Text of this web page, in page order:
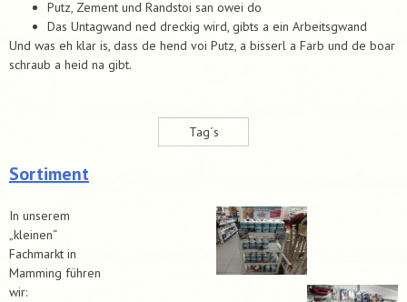
Putz, Zement und Randstoi san owei do
Das Untagwand ned dreckig wird, gibts a ein Arbeitsgwand
Und was eh klar is, dass de hend voi Putz, a bisserl a Farb und de boar
schraub a heid na gibt.
Tag´s
Sortiment
In unserem
„kleinen“
Fachmarkt in
Mamming führen
wir: